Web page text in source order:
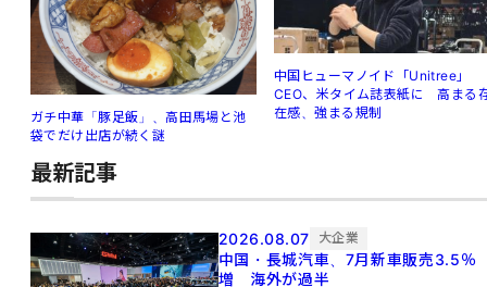
ガチ中華「豚足飯」、高田馬場と池
袋でだけ出店が続く謎
中国ヒューマノイド「Unitree」
CEO、米タイム誌表紙に 高まる
在感、強まる規制
最新記事
2026.08.07 大企業
中国・長城汽車、7月新車販売3.5％
増 海外が過半